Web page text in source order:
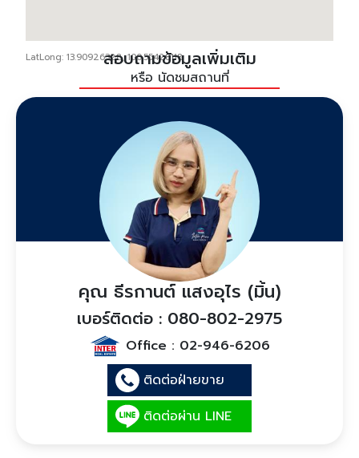
LatLong: 13.90926328, 100.55428118
สอบถามข้อมูลเพิ่มเติม
หรือ นัดชมสถานที่
คุณ ธีรกานต์ แสงอุไร (มิ้น)
เบอร์ติดต่อ : 080-802-2975
Office : 02-946-6206
ติดต่อฝ่ายขาย
ติดต่อผ่าน LINE